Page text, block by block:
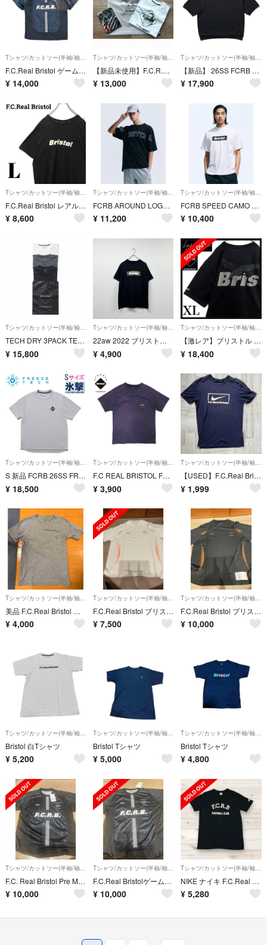
Tシャツ/カットソー(半袖/袖なし)
F.C.Real Bristol ゲームシャツ 半袖 T シャツ
¥ 14,000
Tシャツ/カットソー(半袖/袖なし)
【新品未使用】F.C.R.B 日向小次郎Tシャツ ショッパー & 非売品 カタログ付 即売れ商品
¥ 13,000
Tシャツ/カットソー(半袖/袖なし)
【新品】 26SS FCRB QUARTER KNIT S/S SHIRT
¥ 17,900
Tシャツ/カットソー(半袖/袖なし)
F.C.Real Bristol レアルブリストル センターロゴ Tシャツ L
¥ 8,600
Tシャツ/カットソー(半袖/袖なし)
FCRB AROUND LOGO BAGGY TEE Mサイズ ブラック ブリストル
¥ 11,200
Tシャツ/カットソー(半袖/袖なし)
FCRB SPEED CAMO BOX LOGO TEE Mサイズ ホワイト
¥ 10,400
Tシャツ/カットソー(半袖/袖なし)
TECH DRY 3PACK TEE （3 COLOR XL）
¥ 15,800
Tシャツ/カットソー(半袖/袖なし)
22aw 2022 ブリストル カモフラージュ ボックス ロゴ Tシャツ S
¥ 4,900
Tシャツ/カットソー(半袖/袖なし)
【激レア】ブリストル × ヨウジヤマモト★コラボTシャツ XL 美品 入手困難
¥ 18,400
Tシャツ/カットソー(半袖/袖なし)
S 新品 FCRB 26SS FREEZE TECH S/S TOP半袖Tシャツ
¥ 18,500
Tシャツ/カットソー(半袖/袖なし)
F.C REAL BRISTOL FCRB ネイビー ナス紺 ポケット Tシャツ
¥ 3,900
Tシャツ/カットソー(半袖/袖なし)
【USED】F.C.Real Bristol × NIKE T-SHIRT
¥ 1,999
美品 F.C.Real Bristol ポケットT FCRB soph UE
¥ 4,000
F.C.Real Bristol ブリストル S/SGAME ゲームシャツ
¥ 7,500
F.C.Real Bristol ブリストル ゲームシャツ M 新品
¥ 10,000
Bristol 白Tシャツ
¥ 5,200
Bristol Tシャツ
¥ 5,000
Bristol Tシャツ
¥ 4,800
Tシャツ/カットソー(半袖/袖なし)
F.C. Real Bristol Pre Match 半袖ゲーム Tシャツ
¥ 10,000
Tシャツ/カットソー(半袖/袖なし)
F.C.Real BristolゲームシャツPRE MATCH TOPブリストル
¥ 10,000
Tシャツ/カットソー(半袖/袖なし)
NIKE ナイキ F.C.Real Bristol FCRB Tシャツ XL
¥ 5,280